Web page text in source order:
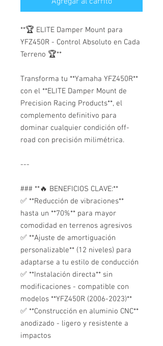
**🏆 ELITE Damper Mount para
YFZ450R - Control Absoluto en Cada
Terreno 🏆**
Transforma tu **Yamaha YFZ450R**
con el **ELITE Damper Mount de
Precision Racing Products**, el
complemento definitivo para
dominar cualquier condición off-
road con precisión milimétrica.
---
### **🔥 BENEFICIOS CLAVE:**
✅ **Reducción de vibraciones**
hasta un **70%** para mayor
comodidad en terrenos agresivos
✅ **Ajuste de amortiguación
personalizable** (12 niveles) para
adaptarse a tu estilo de conducción
✅ **Instalación directa** sin
modificaciones - compatible con
modelos **YFZ450R (2006-2023)**
✅ **Construcción en aluminio CNC**
anodizado - ligero y resistente a
impactos